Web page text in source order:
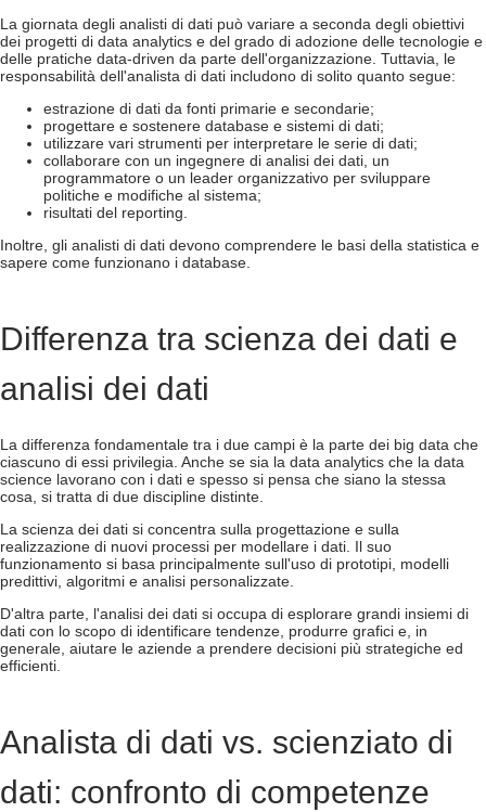
La giornata degli analisti di dati può variare a seconda degli obiettivi
dei progetti di data analytics e del grado di adozione delle tecnologie e
delle pratiche data-driven da parte dell'organizzazione. Tuttavia, le
responsabilità dell'analista di dati includono di solito quanto segue:
estrazione di dati da fonti primarie e secondarie;
progettare e sostenere database e sistemi di dati;
utilizzare vari strumenti per interpretare le serie di dati;
collaborare con un ingegnere di analisi dei dati, un
programmatore o un leader organizzativo per sviluppare
politiche e modifiche al sistema;
risultati del reporting.
Inoltre, gli analisti di dati devono comprendere le basi della statistica e
sapere come funzionano i database.
Differenza tra scienza dei dati e
analisi dei dati
La differenza fondamentale tra i due campi è la parte dei big data che
ciascuno di essi privilegia. Anche se sia la data analytics che la data
science lavorano con i dati e spesso si pensa che siano la stessa
cosa, si tratta di due discipline distinte.
La scienza dei dati si concentra sulla progettazione e sulla
realizzazione di nuovi processi per modellare i dati. Il suo
funzionamento si basa principalmente sull'uso di prototipi, modelli
predittivi, algoritmi e analisi personalizzate.
D'altra parte, l'analisi dei dati si occupa di esplorare grandi insiemi di
dati con lo scopo di identificare tendenze, produrre grafici e, in
generale, aiutare le aziende a prendere decisioni più strategiche ed
efficienti.
Analista di dati vs. scienziato di
dati: confronto di competenze